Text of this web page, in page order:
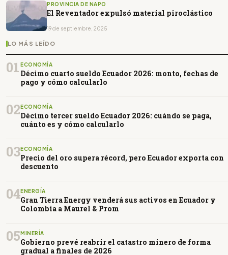
PROVINCIA DE NAPO
El Reventador expulsó material piroclástico
19 de septiembre, 2025
LO MÁS LEÍDO
01 ECONOMÍA
Décimo cuarto sueldo Ecuador 2026: monto, fechas de
pago y cómo calcularlo
02ECONOMÍA
Décimo tercer sueldo Ecuador 2026: cuándo se paga,
cuánto es y cómo calcularlo
03ECONOMÍA
Precio del oro supera récord, pero Ecuador exporta con
descuento
04ENERGÍA
Gran Tierra Energy venderá sus activos en Ecuador y
Colombia a Maurel & Prom
05MINERÍA
Gobierno prevé reabrir el catastro minero de forma
gradual a finales de 2026